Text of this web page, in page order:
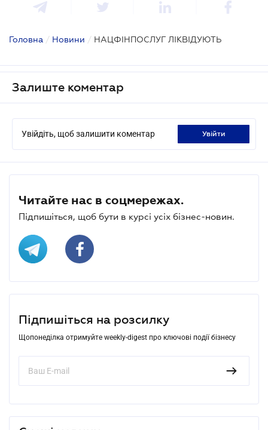
Головна / Новини / НАЦФІНПОСЛУГ ЛІКВІДУЮТЬ
Залиште коментар
Увійдіть, щоб залишити коментар увійти
Читайте нас в соцмережах.
Підпишіться, щоб бути в курсі усіх бізнес-новин.
Підпишіться на розсилку
Щопонеділка отримуйте weekly-digest про ключові події бізнесу